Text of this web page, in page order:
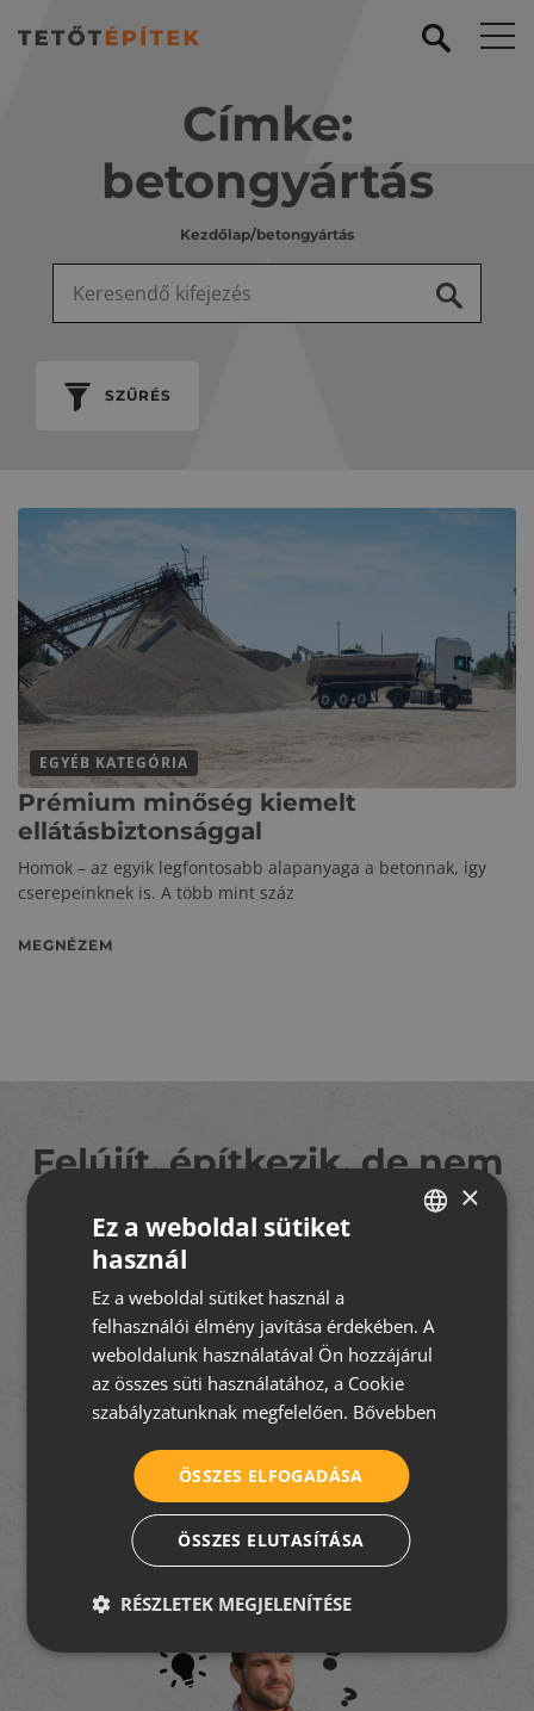
Címke:
betongyártás
Kezdőlap/betongyártás
SZŰRÉS
EGYÉB KATEGÓRIA
Prémium minőség kiemelt
ellátásbiztonsággal
Homok – az egyik legfontosabb alapanyaga a betonnak, így
cserepeinknek is. A több mint száz
MEGNÉZEM
Felújít, építkezik, de nem
tudja hogyan fogjon
hozzá?
A TetőtÉpítek csapata segít eligazodni a tetőfedés
rejtelmeiben! Iratkozzon fel
5 részes tudástárunkra
hozzon jó döntést velünk!
Elfogadom az adatkezelési tájékoztatót
FELIRATKOZOM
SERBIAN
×
Ez a weboldal sütiket
használ
Ez a weboldal sütiket használ a
felhasználói élmény javítása érdekében. A
weboldalunk használatával Ön hozzájárul
az összes süti használatához, a Cookie
szabályzatunknak megfelelően. Bővebben
ÖSSZES ELFOGADÁSA
ÖSSZES ELUTASÍTÁSA
RÉSZLETEK MEGJELENÍTÉSE